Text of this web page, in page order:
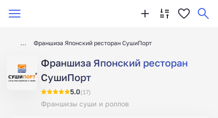
Франшиза Японский ресторан СушиПорт
Франшиза Японский ресторан
СушиПорт
5.0(17)
Франшизы суши и роллов